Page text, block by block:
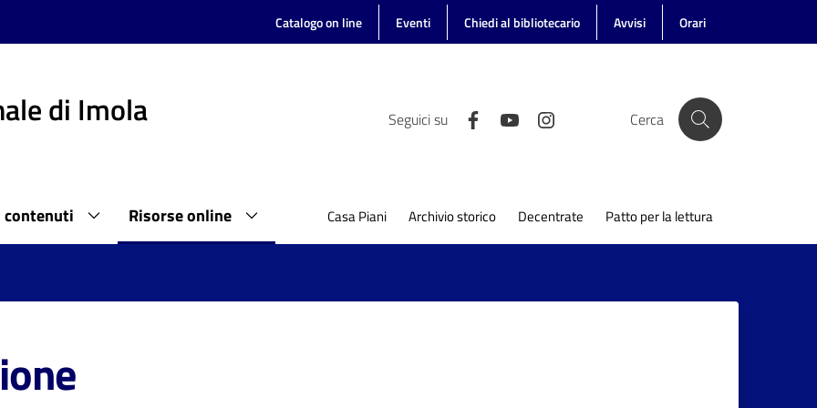
Catalogo on line Eventi Chiedi al bibliotecario Avvisi Orari
di Imola Seguici su Cerca
contenuti Risorse online Casa Piani Archivio storico Decentrate Patto per la lettura